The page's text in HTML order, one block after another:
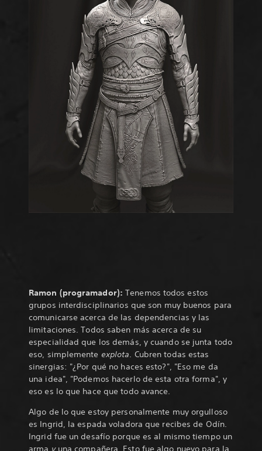
Ramon (programador): Tenemos todos estos
grupos interdisciplinarios que son muy buenos para
comunicarse acerca de las dependencias y las
limitaciones. Todos saben más acerca de su
especialidad que los demás, y cuando se junta todo
eso, simplemente explota. Cubren todas estas
sinergias: "¿Por qué no haces esto?", "Eso me da
una idea", "Podemos hacerlo de esta otra forma", y
eso es lo que hace que todo avance.
Algo de lo que estoy personalmente muy orgulloso
es Ingrid, la espada voladora que recibes de Odín.
Ingrid fue un desafío porque es al mismo tiempo un
arma yuna compañera. Esto fue algo nuevo para la